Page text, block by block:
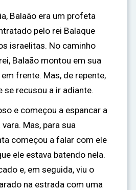
Balaão era um profeta
pelo rei Balaque
israelitas. No caminho
Balaão montou em sua
frente. Mas, de repente,
se recusou a ir adiante.
e começou a espancar a
Mas, para sua
começou a falar com ele
ele estava batendo nela.
e, em seguida, viu o
na estrada com uma